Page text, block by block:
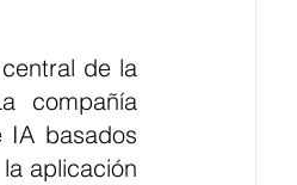
de la
compañía
IA basados
aplicación